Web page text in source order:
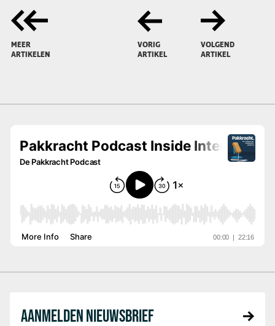
MEER
ARTIKELEN
VORIG
ARTIKEL
VOLGEND
ARTIKEL
AANMELDEN NIEUWSBRIEF